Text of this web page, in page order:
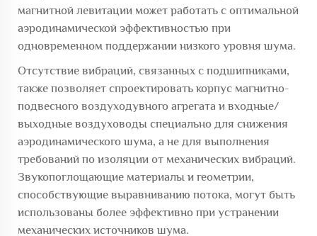
магнитной левитации может работать с оптимальной
аэродинамической эффективностью при
одновременном поддержании низкого уровня шума.
Отсутствие вибраций, связанных с подшипниками,
также позволяет спроектировать корпус магнитно-
подвесного воздуходувного агрегата и входные/
выходные воздуховоды специально для снижения
аэродинамического шума, а не для выполнения
требований по изоляции от механических вибраций.
Звукопоглощающие материалы и геометрии,
способствующие выравниванию потока, могут быть
использованы более эффективно при устранении
механических источников шума.